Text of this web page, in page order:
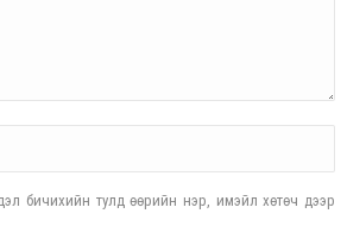
бичихийн тулд өөрийн нэр, имэйл хөтөч дээр